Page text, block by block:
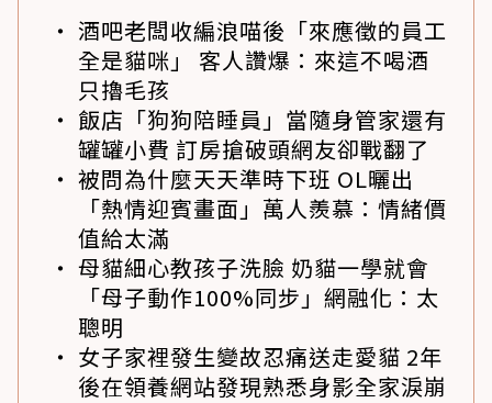
酒吧老闆收編浪喵後「來應徵的員工
全是貓咪」 客人讚爆：來這不喝酒
只擼毛孩
飯店「狗狗陪睡員」當隨身管家還有
罐罐小費 訂房搶破頭網友卻戰翻了
被問為什麼天天準時下班 OL曬出
「熱情迎賓畫面」萬人羨慕：情緒價
值給太滿
母貓細心教孩子洗臉 奶貓一學就會
「母子動作100%同步」網融化：太
聰明
女子家裡發生變故忍痛送走愛貓 2年
後在領養網站發現熟悉身影全家淚崩